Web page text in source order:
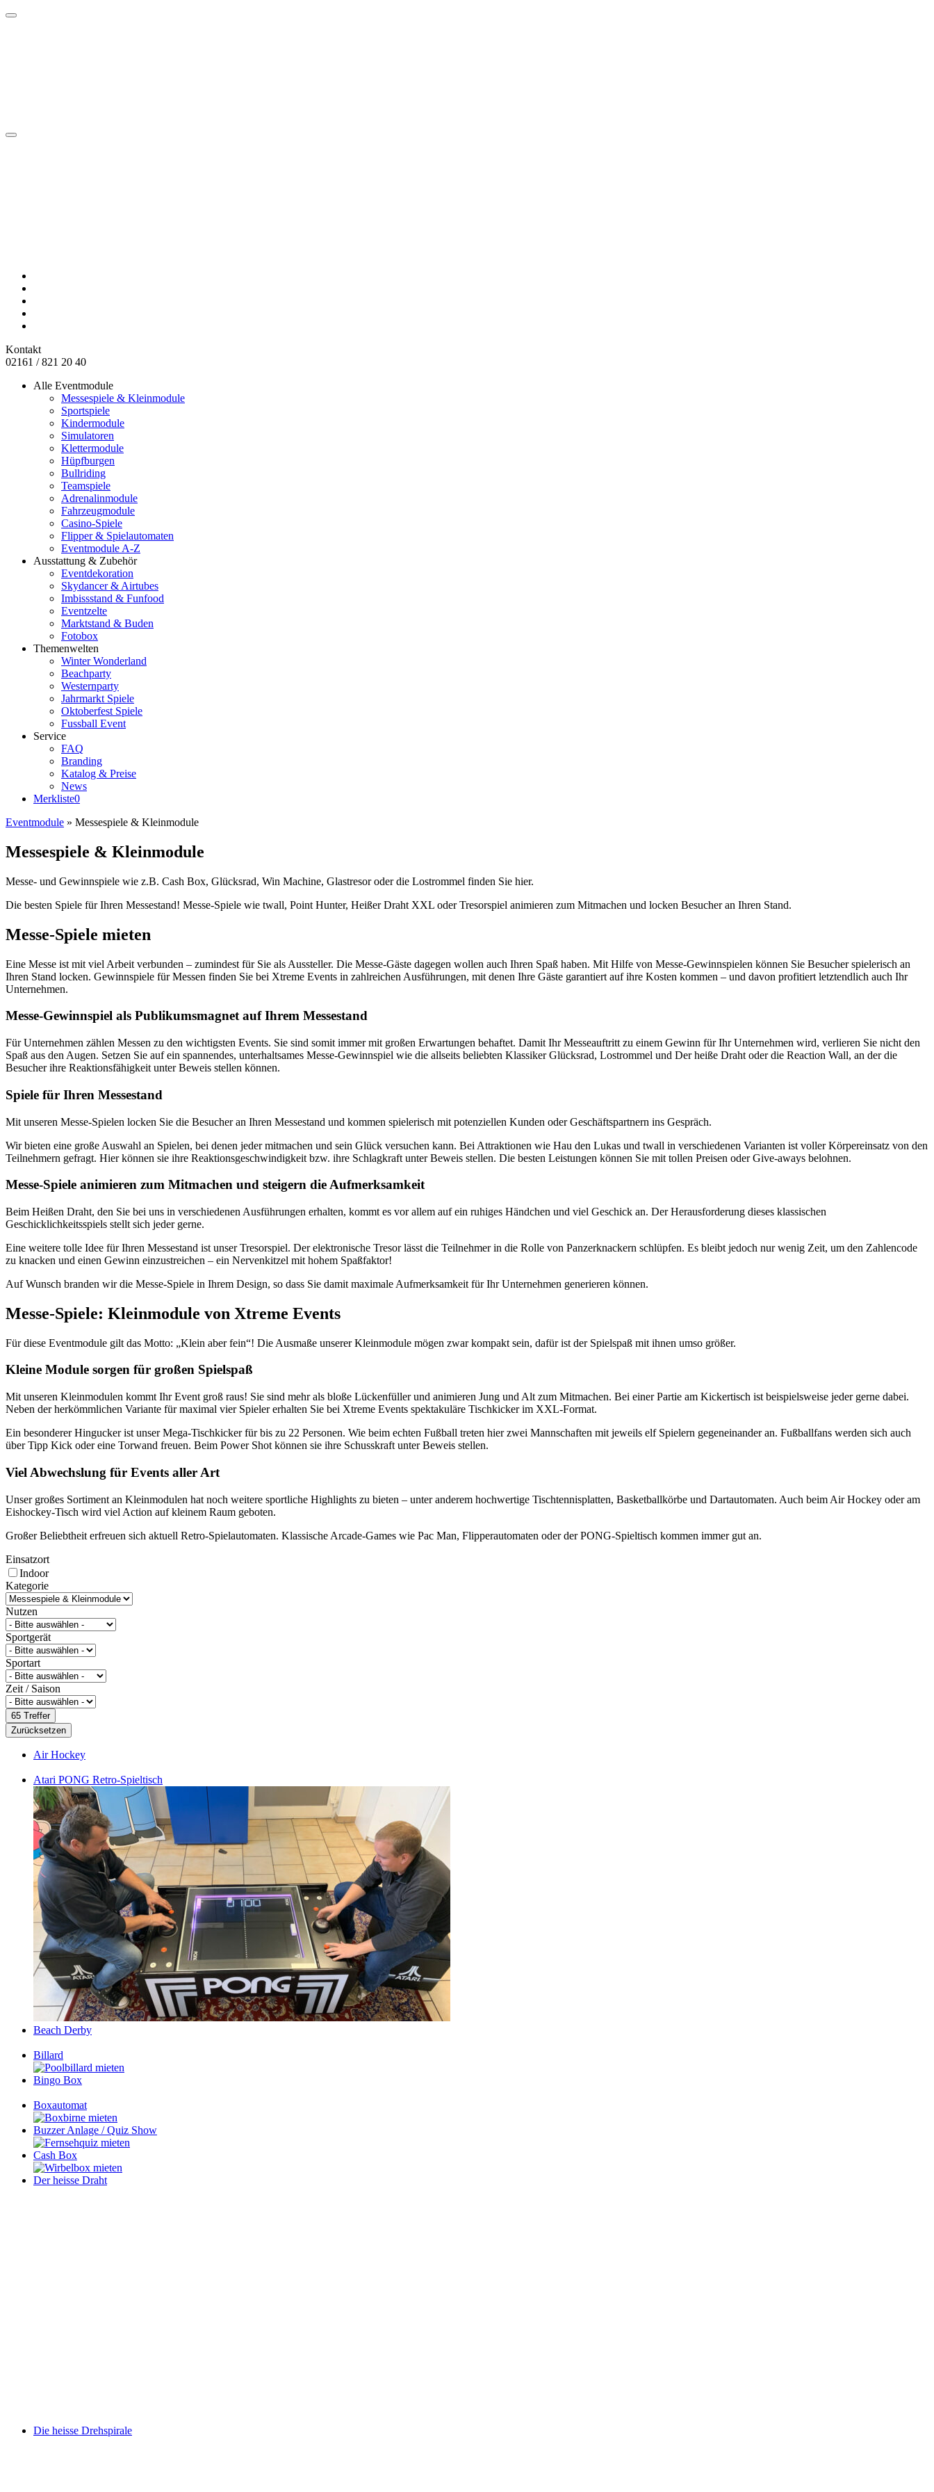
Kontakt
02161 / 821 20 40
Alle Eventmodule
Messespiele & Kleinmodule
Sportspiele
Kindermodule
Simulatoren
Klettermodule
Hüpfburgen
Bullriding
Teamspiele
Adrenalinmodule
Fahrzeugmodule
Casino-Spiele
Flipper & Spielautomaten
Eventmodule A-Z
Ausstattung & Zubehör
Eventdekoration
Skydancer & Airtubes
Imbissstand & Funfood
Eventzelte
Marktstand & Buden
Fotobox
Themenwelten
Winter Wonderland
Beachparty
Westernparty
Jahrmarkt Spiele
Oktoberfest Spiele
Fussball Event
Service
FAQ
Branding
Katalog & Preise
News
Merkliste0
Eventmodule » Messespiele & Kleinmodule
Messespiele & Kleinmodule
Messe- und Gewinnspiele wie z.B. Cash Box, Glücksrad, Win Machine, Glastresor oder die Lostrommel finden Sie hier.
Die besten Spiele für Ihren Messestand! Messe-Spiele wie twall, Point Hunter, Heißer Draht XXL oder Tresorspiel animieren zum Mitmachen und locken Besucher an Ihren Stand.
Messe-Spiele mieten
Eine Messe ist mit viel Arbeit verbunden – zumindest für Sie als Aussteller. Die Messe-Gäste dagegen wollen auch Ihren Spaß haben. Mit Hilfe von Messe-Gewinnspielen können Sie Besucher spielerisch an
Ihren Stand locken. Gewinnspiele für Messen finden Sie bei Xtreme Events in zahlreichen Ausführungen, mit denen Ihre Gäste garantiert auf ihre Kosten kommen – und davon profitiert letztendlich auch Ihr
Unternehmen.
Messe-Gewinnspiel als Publikumsmagnet auf Ihrem Messestand
Für Unternehmen zählen Messen zu den wichtigsten Events. Sie sind somit immer mit großen Erwartungen behaftet. Damit Ihr Messeauftritt zu einem Gewinn für Ihr Unternehmen wird, verlieren Sie nicht den
Spaß aus den Augen. Setzen Sie auf ein spannendes, unterhaltsames Messe-Gewinnspiel wie die allseits beliebten Klassiker Glücksrad, Lostrommel und Der heiße Draht oder die Reaction Wall, an der die
Besucher ihre Reaktionsfähigkeit unter Beweis stellen können.
Spiele für Ihren Messestand
Mit unseren Messe-Spielen locken Sie die Besucher an Ihren Messestand und kommen spielerisch mit potenziellen Kunden oder Geschäftspartnern ins Gespräch.
Wir bieten eine große Auswahl an Spielen, bei denen jeder mitmachen und sein Glück versuchen kann. Bei Attraktionen wie Hau den Lukas und twall in verschiedenen Varianten ist voller Körpereinsatz von den
Teilnehmern gefragt. Hier können sie ihre Reaktionsgeschwindigkeit bzw. ihre Schlagkraft unter Beweis stellen. Die besten Leistungen können Sie mit tollen Preisen oder Give-aways belohnen.
Messe-Spiele animieren zum Mitmachen und steigern die Aufmerksamkeit
Beim Heißen Draht, den Sie bei uns in verschiedenen Ausführungen erhalten, kommt es vor allem auf ein ruhiges Händchen und viel Geschick an. Der Herausforderung dieses klassischen
Geschicklichkeitsspiels stellt sich jeder gerne.
Eine weitere tolle Idee für Ihren Messestand ist unser Tresorspiel. Der elektronische Tresor lässt die Teilnehmer in die Rolle von Panzerknackern schlüpfen. Es bleibt jedoch nur wenig Zeit, um den Zahlencode
zu knacken und einen Gewinn einzustreichen – ein Nervenkitzel mit hohem Spaßfaktor!
Auf Wunsch branden wir die Messe-Spiele in Ihrem Design, so dass Sie damit maximale Aufmerksamkeit für Ihr Unternehmen generieren können.
Messe-Spiele: Kleinmodule von Xtreme Events
Für diese Eventmodule gilt das Motto: „Klein aber fein“! Die Ausmaße unserer Kleinmodule mögen zwar kompakt sein, dafür ist der Spielspaß mit ihnen umso größer.
Kleine Module sorgen für großen Spielspaß
Mit unseren Kleinmodulen kommt Ihr Event groß raus! Sie sind mehr als bloße Lückenfüller und animieren Jung und Alt zum Mitmachen. Bei einer Partie am Kickertisch ist beispielsweise jeder gerne dabei.
Neben der herkömmlichen Variante für maximal vier Spieler erhalten Sie bei Xtreme Events spektakuläre Tischkicker im XXL-Format.
Ein besonderer Hingucker ist unser Mega-Tischkicker für bis zu 22 Personen. Wie beim echten Fußball treten hier zwei Mannschaften mit jeweils elf Spielern gegeneinander an. Fußballfans werden sich auch
über Tipp Kick oder eine Torwand freuen. Beim Power Shot können sie ihre Schusskraft unter Beweis stellen.
Viel Abwechslung für Events aller Art
Unser großes Sortiment an Kleinmodulen hat noch weitere sportliche Highlights zu bieten – unter anderem hochwertige Tischtennisplatten, Basketballkörbe und Dartautomaten. Auch beim Air Hockey oder am
Eishockey-Tisch wird viel Action auf kleinem Raum geboten.
Großer Beliebtheit erfreuen sich aktuell Retro-Spielautomaten. Klassische Arcade-Games wie Pac Man, Flipperautomaten oder der PONG-Spieltisch kommen immer gut an.
Einsatzort
Indoor
Kategorie
Nutzen
Sportgerät
Sportart
Zeit / Saison
65 Treffer
Zurücksetzen
Air Hockey
Atari PONG Retro-Spieltisch
Beach Derby
Billard
Bingo Box
Boxautomat
Buzzer Anlage / Quiz Show
Cash Box
Der heisse Draht
Die heisse Drehspirale